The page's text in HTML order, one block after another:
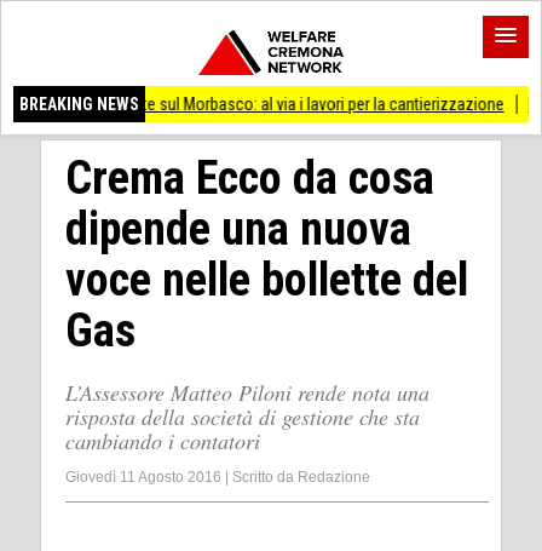
BREAKING NEWS
Ponte sul Morbasco: al via i lavori per la cantierizzazione La Notte di
Crema Ecco da cosa
dipende una nuova
voce nelle bollette del
Gas
L’Assessore Matteo Piloni rende nota una
risposta della società di gestione che sta
cambiando i contatori
Giovedì 11 Agosto 2016 Scritto da Redazione